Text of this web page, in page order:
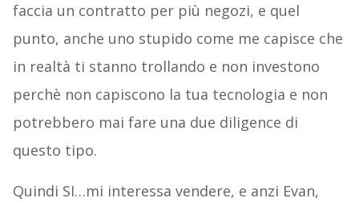
faccia un contratto per più negozi, e quel
punto, anche uno stupido come me capisce che
in realtà ti stanno trollando e non investono
perchè non capiscono la tua tecnologia e non
potrebbero mai fare una due diligence di
questo tipo.
Quindi SI…mi interessa vendere, e anzi Evan,